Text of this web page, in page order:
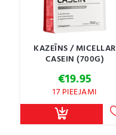
KAZEĪNS / MICELLAR
CASEIN (700G)
€19.95
17 PIEEJAMI